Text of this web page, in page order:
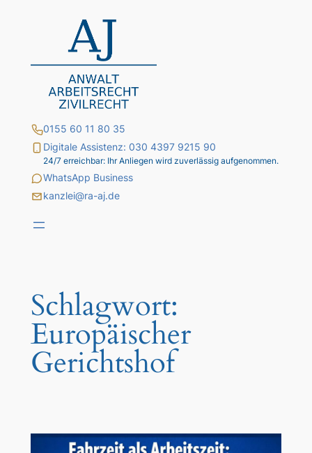
0155 60 11 80 35
Digitale Assistenz: 030 4397 9215 90
24/7 erreichbar: Ihr Anliegen wird zuverlässig aufgenommen.
WhatsApp Business
kanzlei@ra-aj.de
Schlagwort:
Europäischer
Gerichtshof